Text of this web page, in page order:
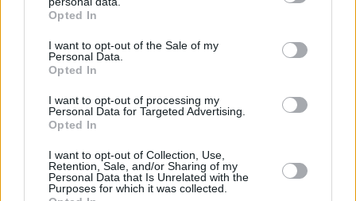
grant or deny consent to Google and its third-party tags to
use your data for below specified purposes in below Google
consent section.
Opted In
I want to opt-out of the Sale of my
Personal Data.
Opted In
I want to opt-out of processing my
Personal Data for Targeted Advertising.
Opted In
I want to opt-out of Collection, Use,
Retention, Sale, and/or Sharing of my
Personal Data that Is Unrelated with the
Purposes for which it was collected.
σε σειρά που πρόκειται να κάνουν διασκευή(αρα θα
καταλαβαίνουμε).Οικονομικό θέμα δεν νομίζω να
έχει εργάστηκε την καλή εποχή της τηλεόρασης,για
καταλαβαίνω πραγματικά πως δέχεται τόσο εύκολα
κάτι όταν δεν γνωρίζει για τι πρόκειται....